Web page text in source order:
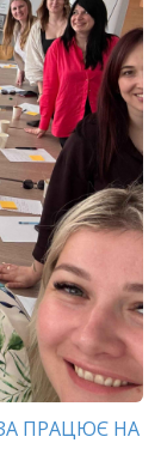
ПРАЦЮЄ НА